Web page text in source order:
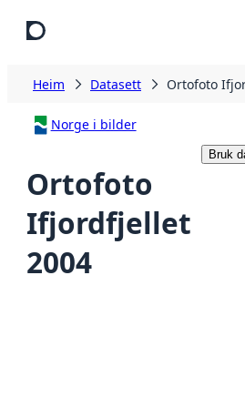
Heim Datasett Ortofoto
Norge i bilder
Ortofoto
Ifjordfjellet
2004
Bruk